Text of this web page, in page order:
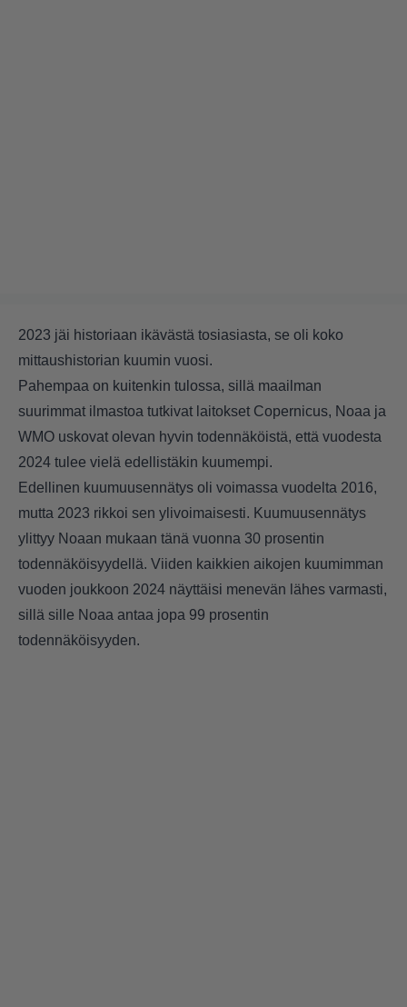
2023 jäi historiaan ikävästä tosiasiasta, se oli koko
mittaushistorian kuumin vuosi.
Pahempaa on kuitenkin tulossa, sillä maailman
suurimmat ilmastoa tutkivat laitokset Copernicus, Noaa ja
WMO uskovat olevan hyvin todennäköistä, että vuodesta
2024 tulee vielä edellistäkin kuumempi.
Edellinen kuumuusennätys oli voimassa vuodelta 2016,
mutta 2023 rikkoi sen ylivoimaisesti. Kuumuusennätys
ylittyy Noaan mukaan tänä vuonna 30 prosentin
todennäköisyydellä. Viiden kaikkien aikojen kuumimman
vuoden joukkoon 2024 näyttäisi menevän lähes varmasti,
sillä sille Noaa antaa jopa 99 prosentin
todennäköisyyden.